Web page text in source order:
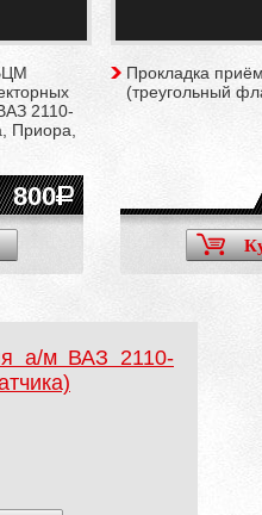
2110-
Приора,
800
Прокладка
(треугольный
а/м ВАЗ 2110-